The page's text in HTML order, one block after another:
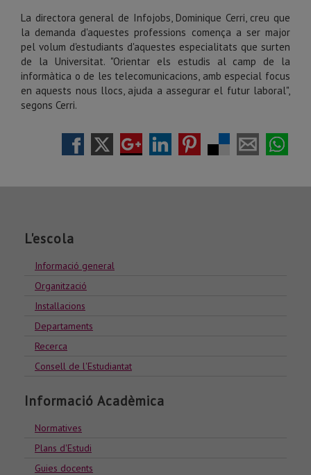
La directora general de Infojobs, Dominique Cerri, creu que
la demanda d'aquestes professions comença a ser major
pel volum d'estudiants d'aquestes especialitats que surten
de la Universitat. "Orientar els estudis al camp de la
informàtica o de les telecomunicacions, amb especial focus
en aquests nous llocs, ajuda a assegurar el futur laboral",
segons Cerri.
L'escola
Informació general
Organització
Installacions
Departaments
Recerca
Consell de l'Estudiantat
Informació Acadèmica
Normatives
Plans d'Estudi
Guies docents